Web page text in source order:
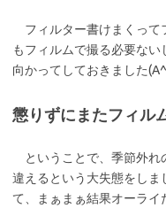
フィルター書けまくって
もフィルムで撮る必要な
向かってしておきました
懲りずにまたフィル
ということで、季節外れ
違えるという大失態をし
て、まぁまぁ結果オーラ